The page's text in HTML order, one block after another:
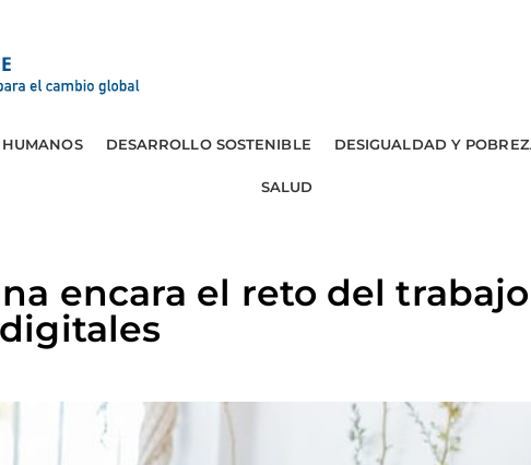
DESARROLLO SOSTENIBLE DESIGUALDAD Y
SALUD
encara el reto del